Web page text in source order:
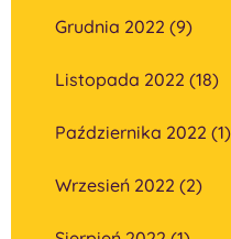
Grudnia 2022 (9)
Listopada 2022 (18)
Października 2022 (1)
Wrzesień 2022 (2)